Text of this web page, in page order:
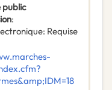
public
:
: Requise